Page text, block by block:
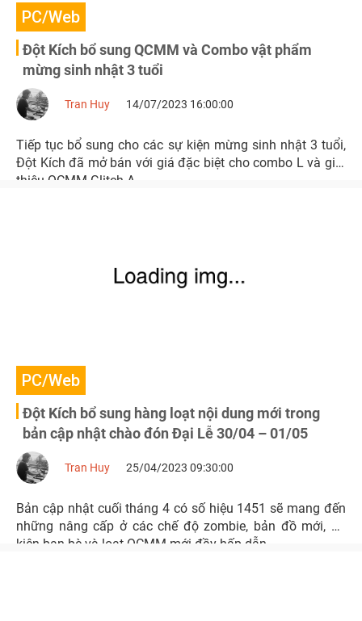
PC/Web
Đột Kích bổ sung QCMM và Combo vật phẩm
mừng sinh nhật 3 tuổi
Tran Huy 14/07/2023 16:00:00
Tiếp tục bổ sung cho các sự kiện mừng sinh nhật 3 tuổi,
Đột Kích đã mở bán với giá đặc biệt cho combo L và giới
thiệu QCMM Glitch A.
PC/Web
Đột Kích bổ sung hàng loạt nội dung mới trong
bản cập nhật chào đón Đại Lễ 30/04 – 01/05
Tran Huy 25/04/2023 09:30:00
Bản cập nhật cuối tháng 4 có số hiệu 1451 sẽ mang đến
những nâng cấp ở các chế độ zombie, bản đồ mới, sự
kiện bạn bè và loạt QCMM mới đầy hấp dẫn.